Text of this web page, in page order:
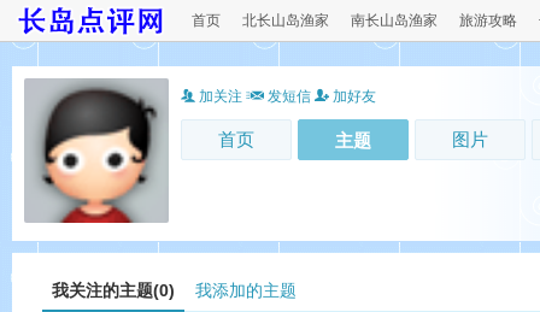
首页 北长山岛渔家 南长山岛渔家 旅游攻略
加关注 发短信 加好友
首页 主题 图片
我关注的主题(0) 我添加的主题